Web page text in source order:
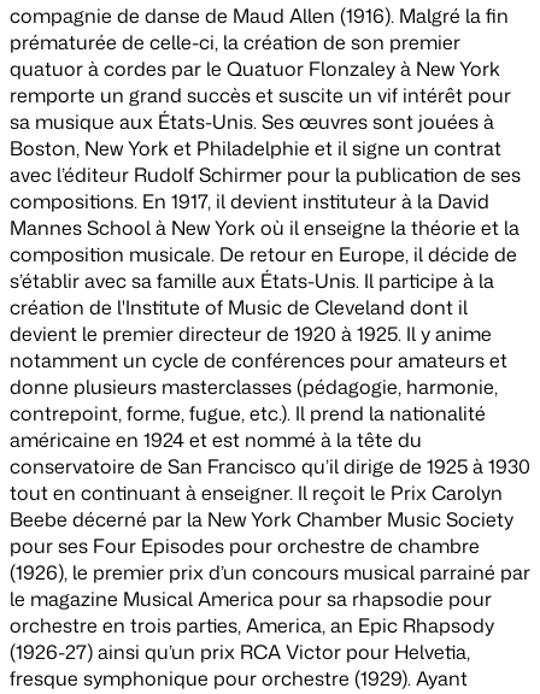
compagnie de danse de Maud Allen (1916). Malgré la fin
prématurée de celle-ci, la création de son premier
quatuor à cordes par le Quatuor Flonzaley à New York
remporte un grand succès et suscite un vif intérêt pour
sa musique aux États-Unis. Ses œuvres sont jouées à
Boston, New York et Philadelphie et il signe un contrat
avec l’éditeur Rudolf Schirmer pour la publication de ses
compositions. En 1917, il devient instituteur à la David
Mannes School à New York où il enseigne la théorie et la
composition musicale. De retour en Europe, il décide de
s’établir avec sa famille aux États-Unis. Il participe à la
création de l'Institute of Music de Cleveland dont il
devient le premier directeur de 1920 à 1925. Il y anime
notamment un cycle de conférences pour amateurs et
donne plusieurs masterclasses (pédagogie, harmonie,
contrepoint, forme, fugue, etc.). Il prend la nationalité
américaine en 1924 et est nommé à la tête du
conservatoire de San Francisco qu’il dirige de 1925 à 1930
tout en continuant à enseigner. Il reçoit le Prix Carolyn
Beebe décerné par la New York Chamber Music Society
pour ses Four Episodes pour orchestre de chambre
(1926), le premier prix d’un concours musical parrainé par
le magazine Musical America pour sa rhapsodie pour
orchestre en trois parties,America, an Epic Rhapsody
(1926-27) ainsi qu’un prix RCA Victor pour Helvetia,
fresque symphonique pour orchestre (1929). Ayant